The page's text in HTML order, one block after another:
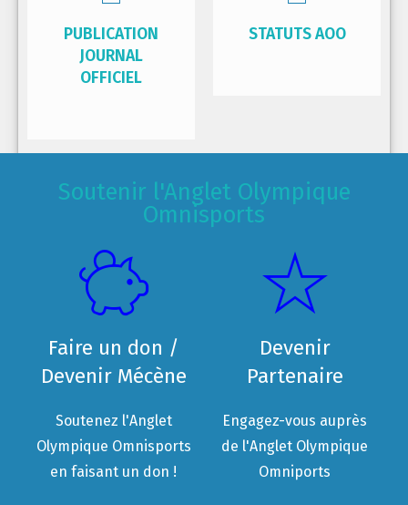
PUBLICATION
JOURNAL
OFFICIEL
STATUTS AOO
Soutenir l'Anglet Olympique
Omnisports
Faire un don /
Devenir Mécène
Soutenez l'Anglet
Olympique Omnisports
en faisant un don !
Devenir
Partenaire
Engagez-vous auprès
de l'Anglet Olympique
Omniports